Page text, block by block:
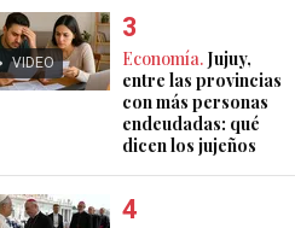
VIDEO Economía. Jujuy,
entre las provincias
con más personas
endeudadas: qué
dicen los jujeños